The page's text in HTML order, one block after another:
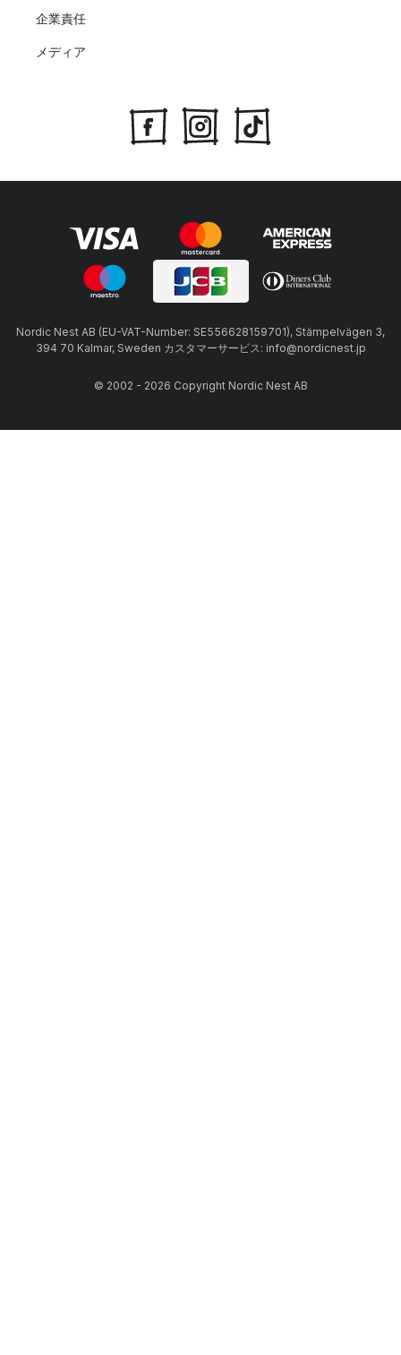
企業責任
メディア
Nordic Nest AB (EU-VAT-Number: SE556628159701), Stämpelvägen 3,
394 70 Kalmar, Sweden カスタマーサービス: info@nordicnest.jp
© 2002 - 2026 Copyright Nordic Nest AB